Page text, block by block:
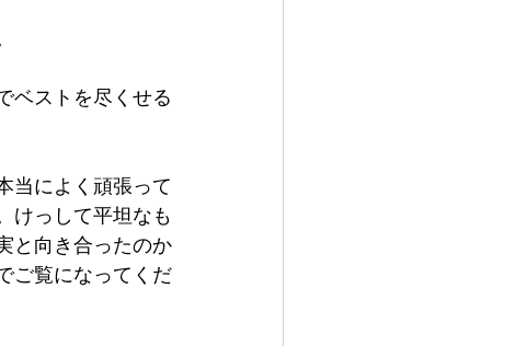
ベストを尽くせる
当によく頑張って
けっして平坦なも
と向き合ったのか
ご覧になってくだ